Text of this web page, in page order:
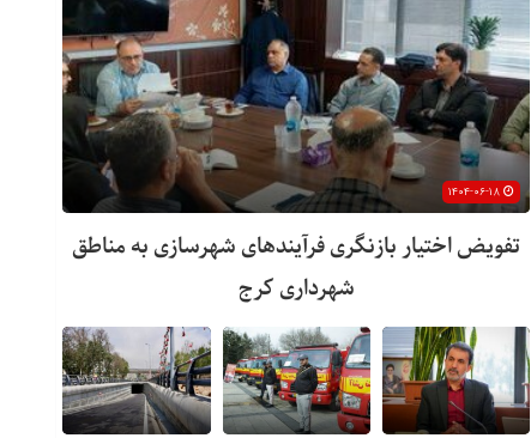
تفویض اختیار بازنگری فرآیندهای شهرسازی به مناطق
شهرداری کرج